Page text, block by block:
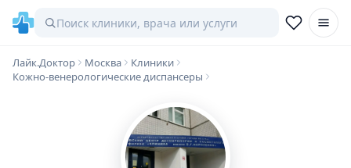
Лайк.Доктор Москва
Клиники
Кожно-венерологические диспансеры